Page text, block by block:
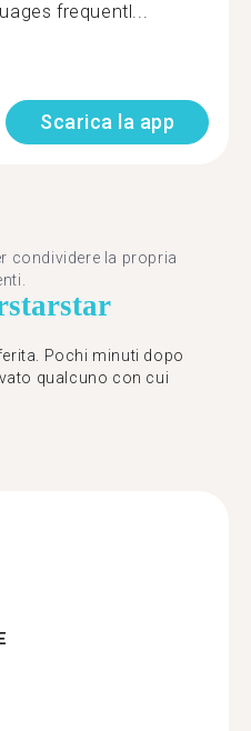
frequentl...
Scarica la app
condividere la propria
starstar
Pochi minuti dopo
qualcuno con cui